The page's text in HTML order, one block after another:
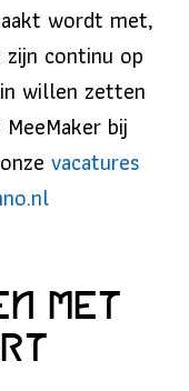
wordt met,
continu op
willen zetten
bij
vacatures
met